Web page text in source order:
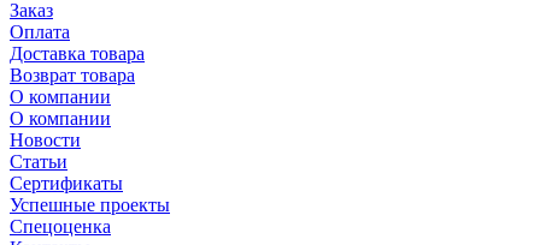
Заказ
Оплата
Доставка товара
Возврат товара
О компании
О компании
Новости
Статьи
Сертификаты
Успешные проекты
Спецоценка